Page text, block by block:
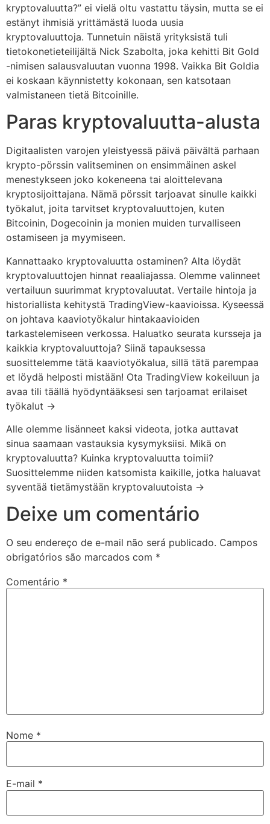
kryptovaluutta?” ei vielä oltu vastattu täysin, mutta se ei
estänyt ihmisiä yrittämästä luoda uusia
kryptovaluuttoja. Tunnetuin näistä yrityksistä tuli
tietokonetieteilijältä Nick Szabolta, joka kehitti Bit Gold
-nimisen salausvaluutan vuonna 1998. Vaikka Bit Goldia
ei koskaan käynnistetty kokonaan, sen katsotaan
valmistaneen tietä Bitcoinille.
Paras kryptovaluutta-alusta
Digitaalisten varojen yleistyessä päivä päivältä parhaan
krypto-pörssin valitseminen on ensimmäinen askel
menestykseen joko kokeneena tai aloittelevana
kryptosijoittajana. Nämä pörssit tarjoavat sinulle kaikki
työkalut, joita tarvitset kryptovaluuttojen, kuten
Bitcoinin, Dogecoinin ja monien muiden turvalliseen
ostamiseen ja myymiseen.
Kannattaako kryptovaluutta ostaminen? Alta löydät
kryptovaluuttojen hinnat reaaliajassa. Olemme valinneet
vertailuun suurimmat kryptovaluutat. Vertaile hintoja ja
historiallista kehitystä TradingView-kaavioissa. Kyseessä
on johtava kaaviotyökalur hintakaavioiden
tarkastelemiseen verkossa. Haluatko seurata kursseja ja
kaikkia kryptovaluuttoja? Siinä tapauksessa
suosittelemme tätä kaaviotyökalua, sillä tätä parempaa
et löydä helposti mistään! Ota TradingView kokeiluun ja
avaa tili täällä hyödyntääksesi sen tarjoamat erilaiset
työkalut →
Alle olemme lisänneet kaksi videota, jotka auttavat
sinua saamaan vastauksia kysymyksiisi. Mikä on
kryptovaluutta? Kuinka kryptovaluutta toimii?
Suosittelemme niiden katsomista kaikille, jotka haluavat
syventää tietämystään kryptovaluutoista →
Deixe um comentário
O seu endereço de e-mail não será publicado. Campos
obrigatórios são marcados com *
Comentário *
Nome *
E-mail *